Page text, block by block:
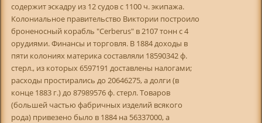
содержит эскадру из 12 судов с 1100 ч. экипажа.
Колониальное правительство Виктории построило
броненосный корабль "Cerberus" в 2107 тонн с 4
орудиями. Финансы и торговля. В 1884 доходы в
пяти колониях материка составляли 18590342 ф.
стерл., из которых 6597191 доставлены налогами;
расходы простирались до 20646275, а долги (в
конце 1883 г.) до 87989576 ф. стерл. Товаров
(большей частью фабричных изделий всякого
рода) привезено было в 1884 на 56337000, а